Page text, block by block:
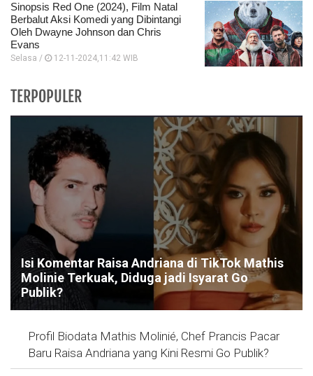
Sinopsis Red One (2024), Film Natal
Berbalut Aksi Komedi yang Dibintangi
Oleh Dwayne Johnson dan Chris
Evans
Selasa / 12-11-2024,11:42 WIB
TERPOPULER
Isi Komentar Raisa Andriana di TikTok Mathis
Molinie Terkuak, Diduga jadi Isyarat Go
Publik?
Profil Biodata Mathis Molinié, Chef Prancis Pacar
Baru Raisa Andriana yang Kini Resmi Go Publik?